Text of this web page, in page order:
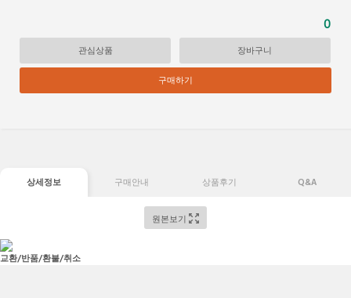
0
관심상품 장바구니
구매하기
상세정보 구매안내 상품후기 Q&A
원본보기
교환/반품/환불/취소